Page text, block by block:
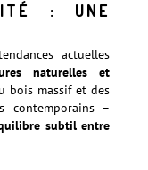
: UNE
actuelles
naturelles et
bois massif et des
contemporains –
subtil entre